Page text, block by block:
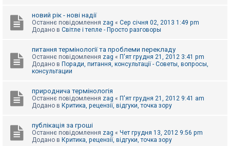
новий рік - нові надії
Останнє повідомлення zag « Сер січня 02, 2013 1:49 pm
Додано в Світле і тепле - Просто разговоры
питання термінології та проблеми перекладу
Останнє повідомлення zag « П'ят грудня 21, 2012 3:41 pm
Додано в Поради, питання, консультації - Советы, вопросы,
консультации
природнича термінологія
Останнє повідомлення zag « П'ят грудня 21, 2012 9:41 am
Додано в Критика, рецензії, відгуки, точка зору
публікація за гроші
Останнє повідомлення zag « Чет грудня 13, 2012 9:56 pm
Додано в Критика, рецензії, відгуки, точка зору